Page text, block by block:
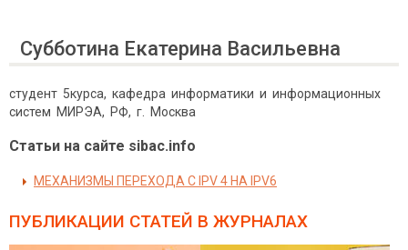
Субботина Екатерина Васильевна
студент 5курса, кафедра информатики и информационных
систем МИРЭА, РФ, г. Москва
Статьи на сайте sibac.info
МЕХАНИЗМЫ ПЕРЕХОДА С IPV 4 НА IPV6
ПУБЛИКАЦИИ СТАТЕЙ В ЖУРНАЛАХ